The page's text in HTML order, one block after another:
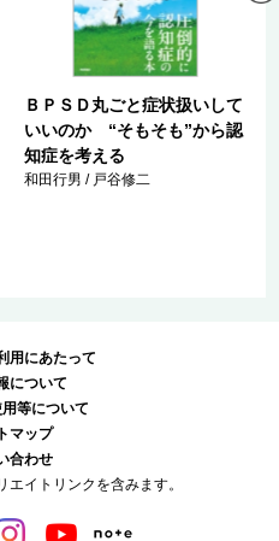
ＢＰＳＤ丸ごと症状扱いして
いいのか “そもそも”から認
知症を考える
和田行男 / 戸谷修二
用にあたって
について
等について
マップ
合わせ
イトリンクを含みます。